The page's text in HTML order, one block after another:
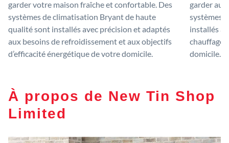
garder votre maison fraîche et confortable. Des
systèmes de climatisation Bryant de haute
qualité sont installés avec précision et adaptés
aux besoins de refroidissement et aux objectifs
d’efficacité énergétique de votre domicile.
garder au
systèmes
installés
chauffage
domicile.
À propos de New Tin Shop
Limited